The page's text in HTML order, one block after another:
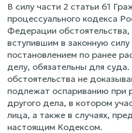
В силу части 2 статьи 61
процессуального кодекса
Федерации обстоятельства,
вступившим в законную
постановлением по ранее
делу, обязательны для суда.
обстоятельства не
подлежат оспариванию при
другого дела, в котором
лица, а также в случаях,
настоящим Кодексом.